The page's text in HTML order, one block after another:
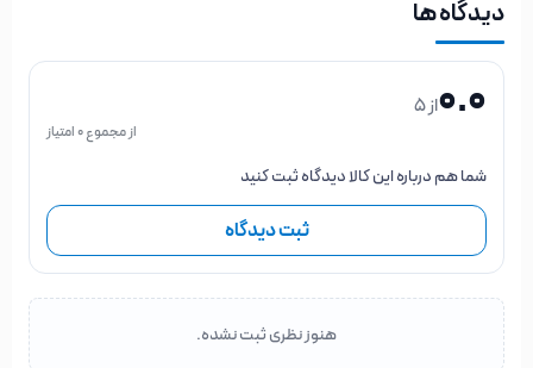
دیدگاه ها
0.0از 5
از مجموع 0 امتیاز
شما هم درباره این کالا دیدگاه ثبت کنید
ثبت دیدگاه
هنوز نظری ثبت نشده.